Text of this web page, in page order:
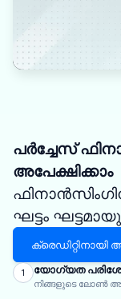
പർച്ചേസ്
അപേക്ഷിക്കാം
ഘട്ടം
ക്രെഡിറ്റിനായി
1 യോഗ്യത
നിങ്ങളുടെ ലോൺ